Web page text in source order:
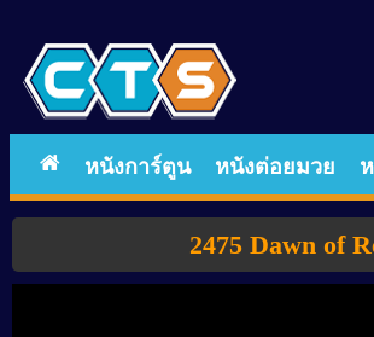
หนังการ์ตูน หนังต่อยมวย
2475 Dawn of